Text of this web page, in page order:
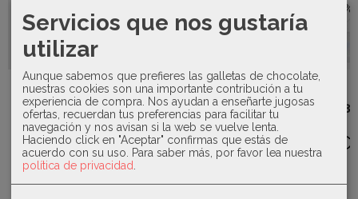
Mayoral -
Set 2
pijamas 1711
38,00 €
Agotado
Kiokids - Set
2
muselinas...
24,00 €
Mayoral -
Blusa
estampada
volantes...
-50 %
Valentina
Bebés -
Conjunto 3
34,50 €
Servicios que nos gustaría
utilizar
Aunque sabemos que prefieres las galletas de chocolate,
nuestras cookies son una importante contribución a tu
experiencia de compra. Nos ayudan a enseñarte jugosas
ofertas, recuerdan tus preferencias para facilitar tu
navegación y nos avisan si la web se vuelve lenta.
Haciendo click en "Aceptar" confirmas que estás de
acuerdo con su uso.
Para saber más, por favor lea nuestra
política de privacidad